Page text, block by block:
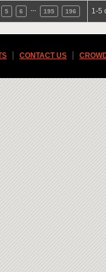
5 6 195 196 1-5
CONTACT US